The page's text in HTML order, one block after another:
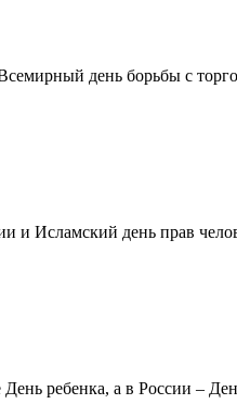
день борьбы с
и Исламский день прав
ребенка, а в России –